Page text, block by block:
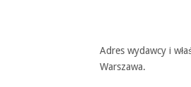
Adres wydawcy i
Warszawa.